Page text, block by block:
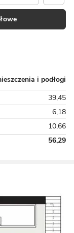
i podłogi
39,45
6,18
10,66
56,29